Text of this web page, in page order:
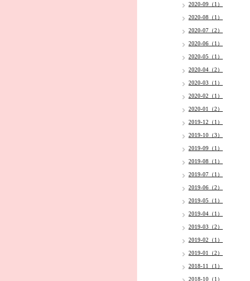
2020-09（1）
2020-08（1）
2020-07（2）
2020-06（1）
2020-05（1）
2020-04（2）
2020-03（1）
2020-02（1）
2020-01（2）
2019-12（1）
2019-10（3）
2019-09（1）
2019-08（1）
2019-07（1）
2019-06（2）
2019-05（1）
2019-04（1）
2019-03（2）
2019-02（1）
2019-01（2）
2018-11（1）
2018-10（1）